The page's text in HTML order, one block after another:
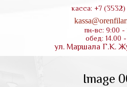
касса: +7
пн-вс: 9:00 -
обед: 14.00 -
ул. Маршала Г.К.
Image